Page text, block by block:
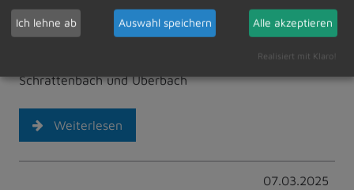
Reicholzried, Schrattenbach und
Überbach
Schrattenbach und Überbach
Weiterlesen
07.03.2025
Ich lehne ab Auswahl speichern Alle akzeptieren
Realisiert mit Klaro!